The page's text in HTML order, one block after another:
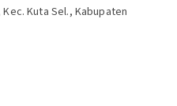
Kuta Sel., Kabupaten